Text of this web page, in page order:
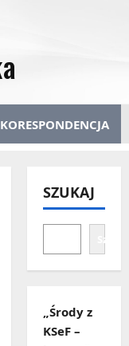
KORESPONDENCJA
SZUKAJ
„Środy z
KSeF –